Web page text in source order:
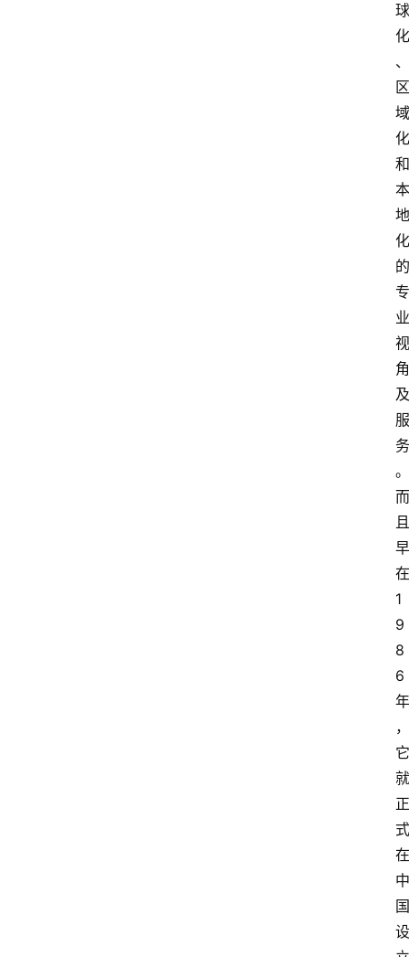
球
化
、
区
域
化
和
本
地
化
的
专
业
视
角
及
服
务
。
而
且
早
在
1
9
8
6
年
，
它
就
正
式
在
中
国
设